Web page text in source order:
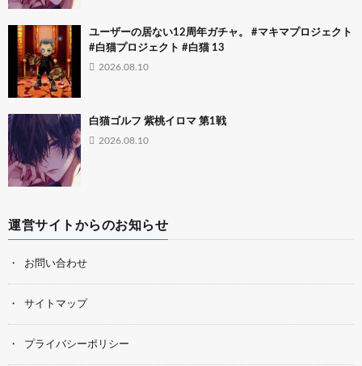
ユーザーの居ない12周年ガチャ。 #マキマプロジェクト
#白猫プロジェクト #白猫 13
2026.08.10
白猫ゴルフ 紫桃イロマ 第1戦
2026.08.10
運営サイトからのお知らせ
お問い合わせ
サイトマップ
プライバシーポリシー